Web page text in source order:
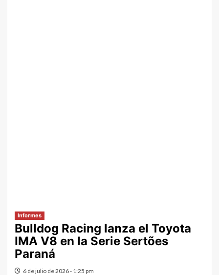
Informes
Bulldog Racing lanza el Toyota
IMA V8 en la Serie Sertões
Paraná
6 de julio de 2026 - 1:25 pm